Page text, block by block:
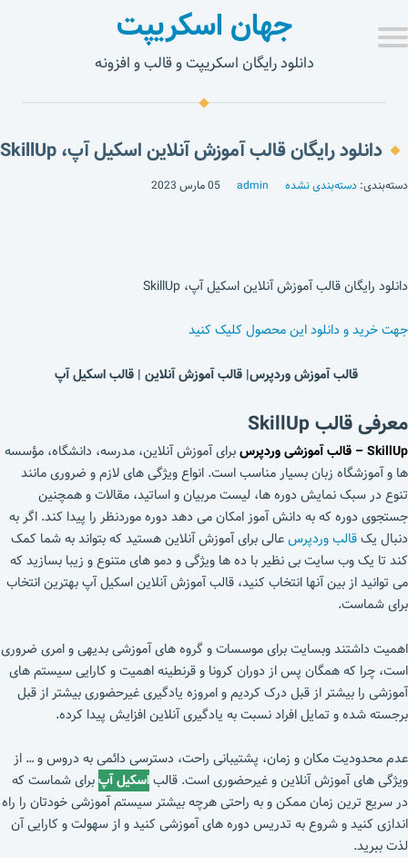
جهان اسکریپت
دانلود رایگان اسکریپت و قالب و افزونه
دانلود رایگان قالب آموزش آنلاین اسکیل آپ، SkillUp
دسته‌بندی: دسته‌بندی نشده admin 05 مارس 2023
دانلود رایگان قالب آموزش آنلاین اسکیل آپ، SkillUp
جهت خرید و دانلود این محصول کلیک کنید
قالب آموزش وردپرس| قالب آموزش آنلاین | قالب اسکیل آپ
معرفی قالب SkillUp
SkillUp – قالب آموزشی وردپرس
برای آموزش آنلاین، مدرسه، دانشگاه، مؤسسه
ها و آموزشگاه زبان بسیار مناسب است. انواع ویژگی های لازم و ضروری مانند
تنوع در سبک نمایش دوره ها، لیست مربیان و اساتید، مقالات و همچنین
جستجوی دوره که به دانش آموز امکان می دهد دوره موردنظر را پیدا کند. اگر به
دنبال یکقالب وردپرسعالی برای آموزش آنلاین هستید که بتواند به شما کمک
کند تا یک وب سایت بی نظیر با ده ها ویژگی و دمو های متنوع و زیبا بسازید که
می توانید از بین آنها انتخاب کنید، قالب آموزش آنلاین اسکیل آپ بهترین انتخاب
برای شماست.
اهمیت داشتند وبسایت برای موسسات و گروه های آموزشی بدیهی و امری ضروری
است، چرا که همگان پس از دوران کرونا و قرنطینه اهمیت و کارایی سیستم های
آموزشی را بیشتر از قبل درک کردیم و امروزه یادگیری غیرحضوری بیشتر از قبل
برجسته شده و تمایل افراد نسبت به یادگیری آنلاین افزایش پیدا کرده.
عدم محدودیت مکان و زمان، پشتیبانی راحت، دسترسی دائمی به دروس و … از
ویژگی های آموزش آنلاین و غیرحضوری است. قالباسکیل آپبرای شماست که
در سریع ترین زمان ممکن و به راحتی هرچه بیشتر سیستم آموزشی خودتان را راه
اندازی کنید و شروع به تدریس دوره های آموزشی کنید و از سهولت و کارایی آن
لذت ببرید.